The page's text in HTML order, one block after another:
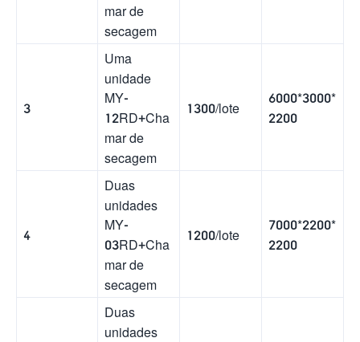
mar de
secagem
3
Uma
unidade
MY-
12RD+Cha
mar de
secagem
1300/lote
6000*3000*
2200
4
Duas
unidades
MY-
03RD+Cha
mar de
secagem
1200/lote
7000*2200*
2200
Duas
unidades